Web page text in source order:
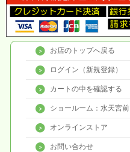
お店のトップへ戻る
ログイン（新規登録）
カートの中を確認する
ショールーム：水天宮前
オンラインストア
お問い合わせ